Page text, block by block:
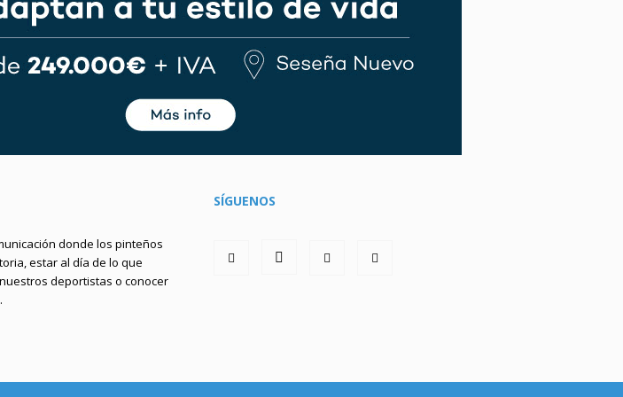
donde los pinteños
estar al día de lo que
deportistas o conocer
SÍGUENOS